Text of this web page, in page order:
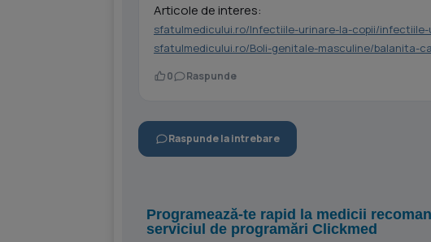
Articole de interes:
sfatulmedicului.ro/Infectiile-urinare-la-copii/
sfatulmedicului.ro/Boli-genitale-masculine/balanita-
0 Raspunde
Raspunde la intrebare
Programează-te rapid la medicii
serviciul de programări Clickmed